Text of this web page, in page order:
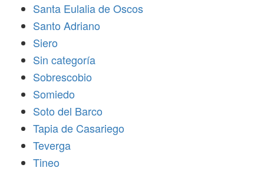
Santa Eulalia de Oscos
Santo Adriano
Siero
Sin categoría
Sobrescobio
Somiedo
Soto del Barco
Tapia de Casariego
Teverga
Tineo